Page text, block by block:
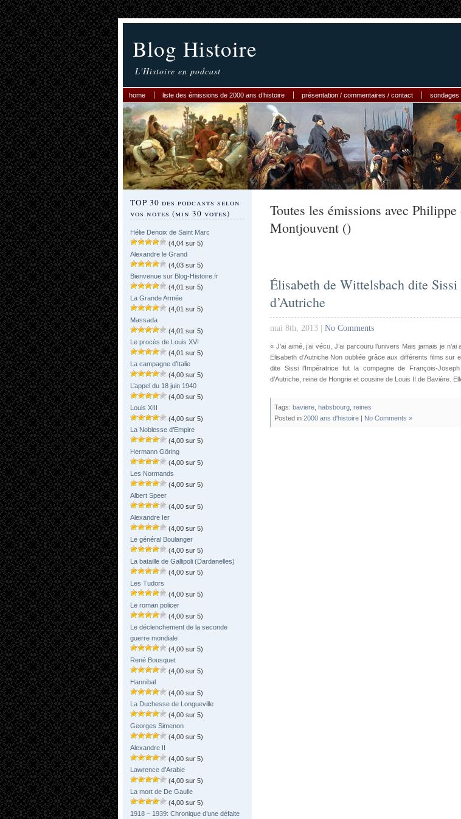
Blog Histoire
L'Histoire en podcast
home liste des émissions de 2000 ans d’histoire présentation / commentaires / contact sondages
TOP 30 des podcasts selon
vos notes (min 30 votes)
Hélie Denoix de Saint Marc
(4,04 sur 5)
Alexandre le Grand
(4,03 sur 5)
Bienvenue sur Blog-Histoire.fr
(4,01 sur 5)
La Grande Armée
(4,01 sur 5)
Massada
(4,01 sur 5)
Le procès de Louis XVI
(4,01 sur 5)
La campagne d’Italie
(4,00 sur 5)
L’appel du 18 juin 1940
(4,00 sur 5)
Louis XIII
(4,00 sur 5)
La Noblesse d’Empire
(4,00 sur 5)
Hermann Göring
(4,00 sur 5)
Les Normands
(4,00 sur 5)
Albert Speer
(4,00 sur 5)
Alexandre Ier
(4,00 sur 5)
Le général Boulanger
(4,00 sur 5)
La bataille de Gallipoli (Dardanelles)
(4,00 sur 5)
Les Tudors
(4,00 sur 5)
Le roman policer
(4,00 sur 5)
Le déclenchement de la seconde
guerre mondiale
(4,00 sur 5)
René Bousquet
(4,00 sur 5)
Hannibal
(4,00 sur 5)
La Duchesse de Longueville
(4,00 sur 5)
Georges Simenon
(4,00 sur 5)
Alexandre II
(4,00 sur 5)
Lawrence d’Arabie
(4,00 sur 5)
La mort de De Gaulle
(4,00 sur 5)
1918 – 1939: Chronique d’une défaite
Toutes les émissions avec Philippe
Montjouvent ()
Élisabeth de Wittelsbach dite Sissi
d’Autriche
mai 8th, 2013 | No Comments
« J’ai aimé, j’ai vécu, J’ai parcouru l’univers Mais jamais je
Elisabeth d’Autriche Non oubliée grâce aux différents films sur
dite Sissi l’Impératrice fut la compagne de François-
d’Autriche, reine de Hongrie et cousine de Louis II de Bavière.
Tags: baviere habsbourg reines
Posted in 2000 ans d'histoire | No Comments »